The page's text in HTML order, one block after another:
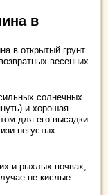
в
в открытый грунт
весенних
солнечных
и хорошая
для его высадки
негустых
и рыхлых почвах,
не кислые.